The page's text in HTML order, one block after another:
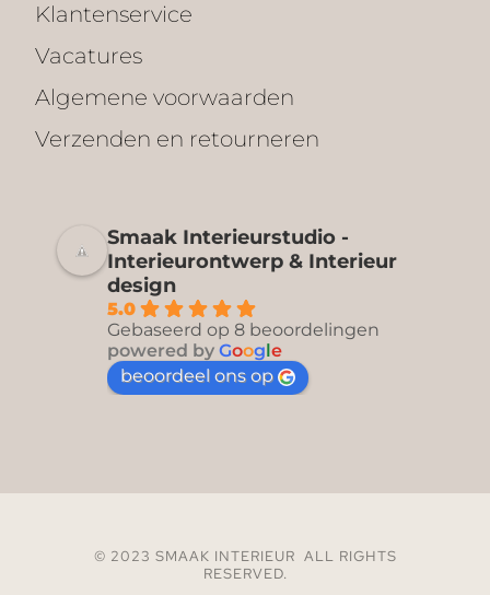
Klantenservice
Vacatures
Algemene voorwaarden
Verzenden en retourneren
Smaak Interieurstudio -
Interieurontwerp & Interieur
design
5.0
Gebaseerd op 8 beoordelingen
powered byGoogle
beoordeel ons op
© 2023 SMAAK INTERIEUR ALL RIGHTS
RESERVED.